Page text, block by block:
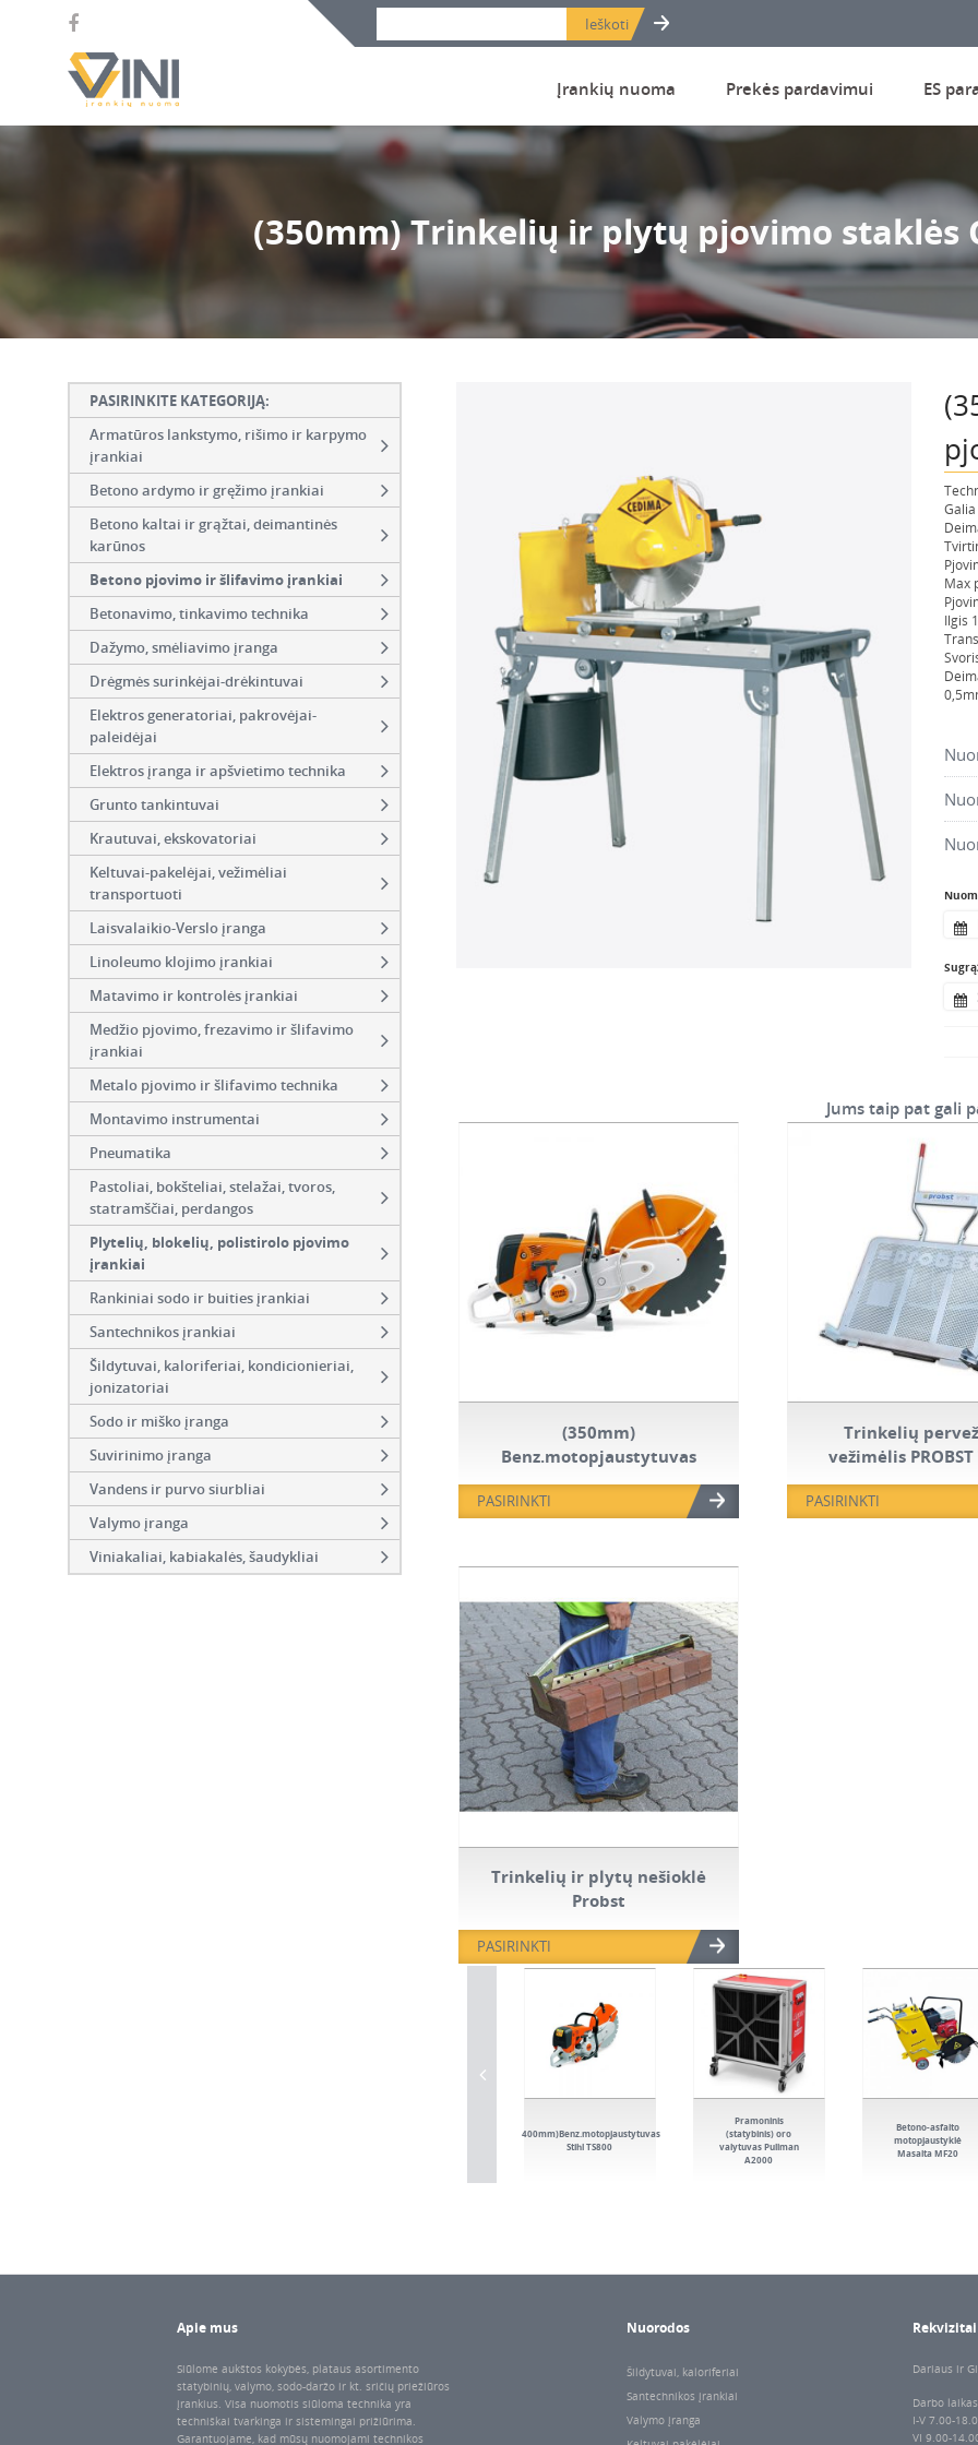
Įrankių nuoma Prekės pardavimui ES
(350mm) Trinkelių ir plytų pjovimo staklės
PASIRINKITE KATEGORIJĄ:
Armatūros lankstymo, rišimo ir karpymo
įrankiai
Betono ardymo ir gręžimo įrankiai
Betono kaltai ir grąžtai, deimantinės
karūnos
Betono pjovimo ir šlifavimo įrankiai
Betonavimo, tinkavimo technika
Dažymo, smėliavimo įranga
Drėgmės surinkėjai-drėkintuvai
Elektros generatoriai, pakrovėjai-
paleidėjai
Elektros įranga ir apšvietimo technika
Grunto tankintuvai
Krautuvai, ekskovatoriai
Keltuvai-pakelėjai, vežimėliai
transportuoti
Laisvalaikio-Verslo įranga
Linoleumo klojimo įrankiai
Matavimo ir kontrolės įrankiai
Medžio pjovimo, frezavimo ir šlifavimo
įrankiai
Metalo pjovimo ir šlifavimo technika
Montavimo instrumentai
Pneumatika
Pastoliai, bokšteliai, stelažai, tvoros,
statramščiai, perdangos
Plytelių, blokelių, polistirolo pjovimo
įrankiai
Rankiniai sodo ir buities įrankiai
Santechnikos įrankiai
Šildytuvai, kaloriferiai, kondicionieriai,
jonizatoriai
Sodo ir miško įranga
Suvirinimo įranga
Vandens ir purvo siurbliai
Valymo įranga
Viniakaliai, kabiakalės, šaudykliai
Max
Ilgis
Jums taip pat gali
(350mm)
Benz.motopjaustytuvas
STIHL TS 420
PASIRINKTI
Trinkelių
vežimėlis PROBST
PASIRINKTI
Trinkelių ir plytų nešioklė
Probst
PASIRINKTI
(400mm)Benz.motopjaustytuvas
Stihl TS800
Pramoninis
(statybinis) oro
valytuvas Pullman
A2000
Betono-asfalto
motopjaustyklė
Masalta MF20
Apie mus
Siūlome aukštos kokybės, plataus asortimento
statybinių, valymo, sodo-daržo ir kt. sričių priežiūros
įrankius. Visa nuomotis siūloma technika yra
techniškai tvarkinga ir sistemingai prižiūrima.
Garantuojame, kad mūsų nuomojami technikos
Nuorodos
Šildytuvai, kaloriferiai
Santechnikos įrankiai
Valymo įranga
Rekvizitai
Dariaus ir
Darbo laikas
I-V 7.00-
VI 9.00-